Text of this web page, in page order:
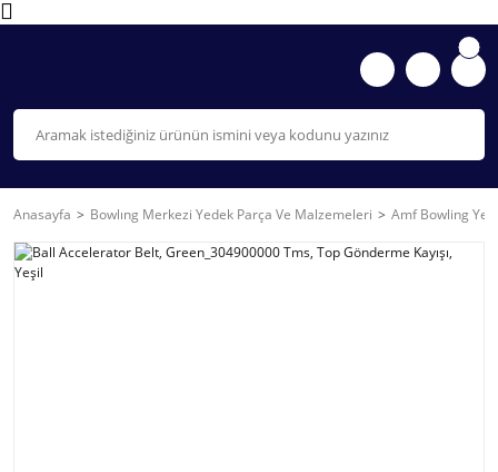
Anasayfa Bowlıng Merkezi Yedek Parça Ve Malzemeleri Amf Bowling